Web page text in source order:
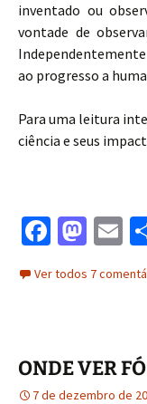
inventado ou
vontade de
ao progresso a
Para uma leitura
ciência e seus
Fa
ce
b
k
M
to
n
E
m
ai
Ver todos 7
ONDE VER
7 de dezembro de